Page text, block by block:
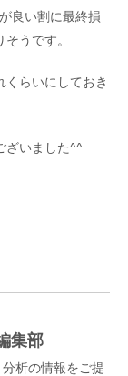
良い割に最終損
うです。
くらいにしておき
ざいました^^
集部
析の情報をご提